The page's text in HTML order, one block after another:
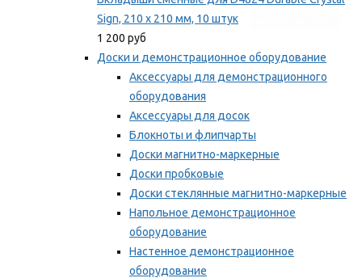
Sign, 210 x 210 мм, 10 штук
1 200 руб
Доски и демонстрационное оборудование
Аксессуары для демонстрационного
оборудования
Аксессуары для досок
Блокноты и флипчарты
Доски магнитно-маркерные
Доски пробковые
Доски стеклянные магнитно-маркерные
Напольное демонстрационное
оборудование
Настенное демонстрационное
оборудование